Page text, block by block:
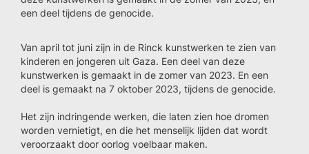
een deel tijdens de genocide.
Van april tot juni zijn in de Rinck kunstwerken te zien van
kinderen en jongeren uit Gaza. Een deel van deze
kunstwerken is gemaakt in de zomer van 2023. En een
deel is gemaakt na 7 oktober 2023, tijdens de genocide.
Het zijn indringende werken, die laten zien hoe dromen
worden vernietigt, en die het menselijk lijden dat wordt
veroorzaakt door oorlog voelbaar maken.